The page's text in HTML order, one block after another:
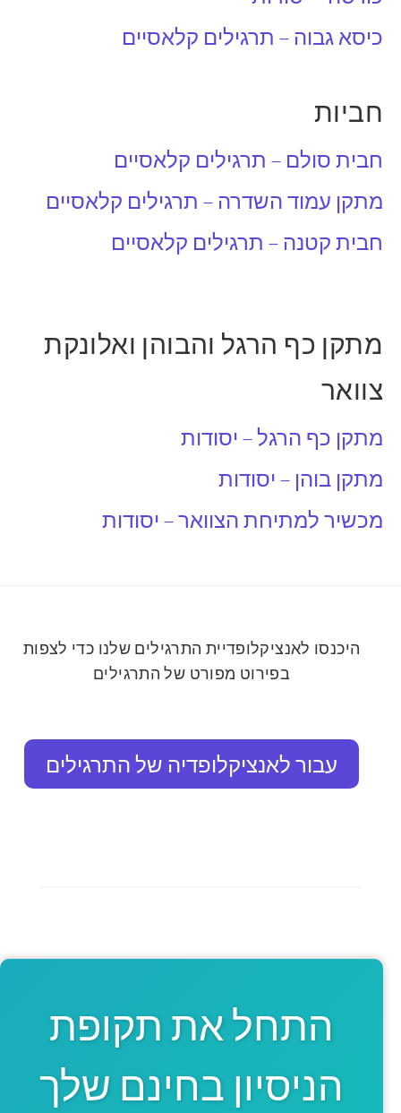
כיסא גבוה – תרגילים קלאסיים
חביות
חבית סולם – תרגילים קלאסיים
מתקן עמוד השדרה – תרגילים קלאסיים
חבית קטנה – תרגילים קלאסיים
מתקן כף הרגל והבוהן ואלונקת
צוואר
מתקן כף הרגל – יסודות
מתקן בוהן – יסודות
מכשיר למתיחת הצוואר – יסודות
היכנסו לאנציקלופדיית התרגילים שלנו כדי לצפות
בפירוט מפורט של התרגילים
עבור לאנציקלופדיה של התרגילים
התחל את תקופת
הניסיון בחינם שלך